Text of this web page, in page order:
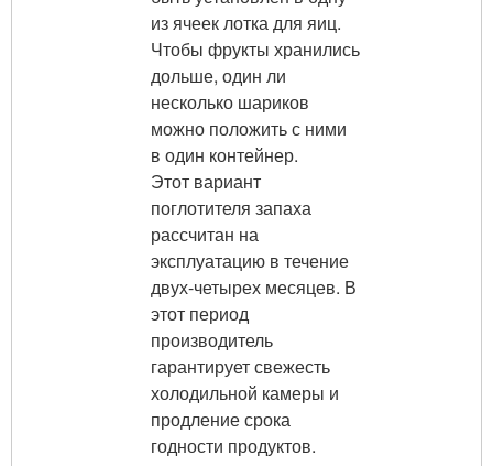
из ячеек лотка для яиц.
Чтобы фрукты хранились
дольше, один ли
несколько шариков
можно положить с ними
в один контейнер.
Этот вариант
поглотителя запаха
рассчитан на
эксплуатацию в течение
двух-четырех месяцев. В
этот период
производитель
гарантирует свежесть
холодильной камеры и
продление срока
годности продуктов.